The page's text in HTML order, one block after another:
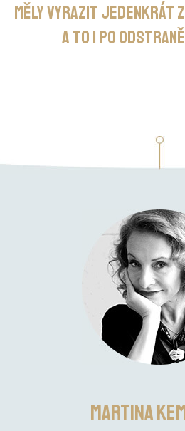
měly vyrazit jedenkrát
a to i po
Martina